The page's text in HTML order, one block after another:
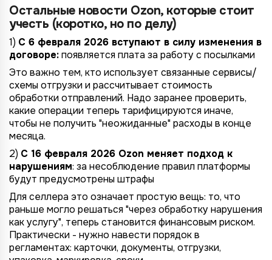
Остальные новости Ozon, которые стоит
учесть (коротко, но по делу)
1) С 6 февраля 2026 вступают в силу изменения в
договоре:появляется плата за работу с посылками
Это важно тем, кто использует связанные сервисы/
схемы отгрузки и рассчитывает стоимость
обработки отправлений. Надо заранее проверить,
какие операции теперь тарифицируются иначе,
чтобы не получить "неожиданные" расходы в конце
месяца.
2) С 16 февраля 2026 Ozon меняет подход к
нарушениям: за несоблюдение правил платформы
будут предусмотрены штрафы
Для селлера это означает простую вещь: то, что
раньше могло решаться "через обработку нарушения
как услугу", теперь становится финансовым риском.
Практически - нужно навести порядок в
регламентах: карточки, документы, отгрузки,